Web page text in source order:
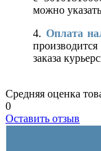
можно
4. Оплата
заказа
Средняя оценка
0
Оставить отзыв